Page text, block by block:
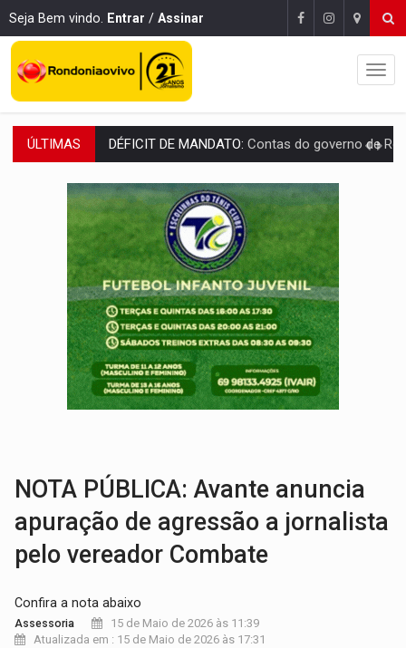
Seja Bem vindo. Entrar / Assinar
ÚLTIMAS CREDIBILIDADE:Superintendentes da PF defendem independência e apoio
ALIANÇA PODEROSA:Chapa vitaminada pode alcançar larga e boa
SÃO PAULO:PM abre concurso público com 2.000 vagas para
CINEAMAZÔNIA:Filmes rondonienses provocam debate sobre temas urgentes
Publicação Legal:AVISO DE LICITAÇÃO: PREGÃO ELETRÔNICO Nº
RUA DAS PENHAS:MPRO promove intervenção artística pelos
PEDIDO DE PROVIDÊNCIA:Erosão ameaça acesso a bairros às margens do
ELEIÇÕES 2026:Policial candidato a deputado federal do PL declara
DÉFICIT DE MANDATO:
NOTA PÚBLICA: Avante anuncia
apuração de agressão a jornalista
pelo vereador Combate
Confira a nota abaixo
Assessoria
15 de Maio de 2026 às 11:39
Atualizada em : 15 de Maio de 2026 às 17:31